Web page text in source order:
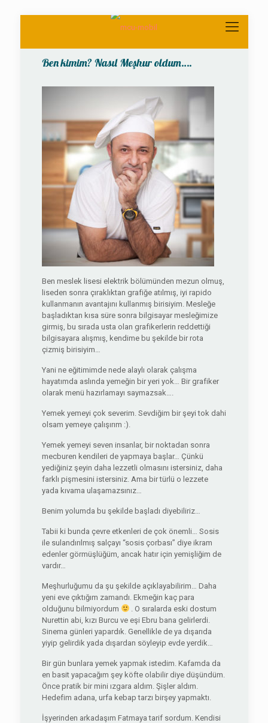
Ben kimim? Nasıl Meşhur oldum….
Ben meslek lisesi elektrik bölümünden mezun olmuş,
liseden sonra çıraklıktan grafiğe atılmış, iyi rapido
kullanmanın avantajını kullanmış birisiyim. Mesleğe
başladıktan kısa süre sonra bilgisayar mesleğimize
girmiş, bu sırada usta olan grafikerlerin reddettiği
bilgisayara alışmış, kendime bu şekilde bir rota
çizmiş birisiyim…
Yani ne eğitimimde nede alaylı olarak çalışma
hayatımda aslında yemeğin bir yeri yok… Bir grafiker
olarak menü hazırlamayı saymazsak….
Yemek yemeyi çok severim. Sevdiğim bir şeyi tok dahi
olsam yemeye çalışırım :).
Yemek yemeyi seven insanlar, bir noktadan sonra
mecburen kendileri de yapmaya başlar… Çünkü
yediğiniz şeyin daha lezzetli olmasını istersiniz, daha
farklı pişmesini istersiniz. Ama bir türlü o lezzete
yada kıvama ulaşamazsınız…
Benim yolumda bu şekilde başladı diyebiliriz…
Tabii ki bunda çevre etkenleri de çok önemli… Sosis
ile sulandırılmış salçayı “sosis çorbası” diye ikram
edenler görmüşlüğüm, ancak hatır için yemişliğim de
vardır…
Meşhurluğumu da şu şekilde açıklayabilirim… Daha
yeni eve çıktığım zamandı. Ekmeğin kaç para
olduğunu bilmiyordum
. O sıralarda eski dostum
Nurettin abi, kızı Burcu ve eşi Ebru bana gelirlerdi.
Sinema günleri yapardık. Genellikle de ya dışarıda
yiyip gelirdik yada dışardan söyleyip evde yerdik…
Bir gün bunlara yemek yapmak istedim. Kafamda da
en basit yapacağım şey köfte olabilir diye düşündüm.
Önce pratik bir mini ızgara aldım. Şişler aldım.
Hedefim adana, urfa kebap tarzı birşey yapmaktı.
İşyerinden arkadaşım Fatmaya tarif sordum. Kendisi